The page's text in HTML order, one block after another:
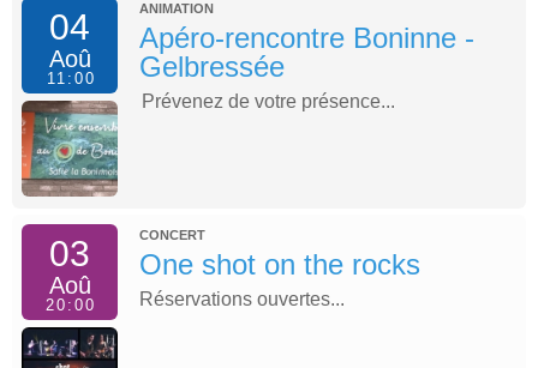
04
Aoû
11:00
ANIMATION
Apéro-rencontre Boninne -
Gelbressée
Prévenez de votre présence...
03
Aoû
20:00
CONCERT
One shot on the rocks
Réservations ouvertes...